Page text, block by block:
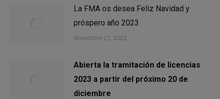
La FMA os desea Feliz Navidad y
próspero año 2023
diciembre 21, 2022
Abierta la tramitación de licencias
2023 a partir del próximo 20 de
diciembre